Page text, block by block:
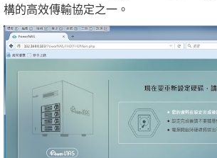
構的高效傳輸協定之一。